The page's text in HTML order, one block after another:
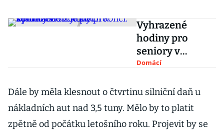
Vyhrazené
hodiny pro
seniory v
obchodech
už je pod
kontrolou
Domácí
Dále by měla klesnout o čtvrtinu silniční daň u
nákladních aut nad 3,5 tuny. Mělo by to platit
zpětně od počátku letošního roku. Projevit by se